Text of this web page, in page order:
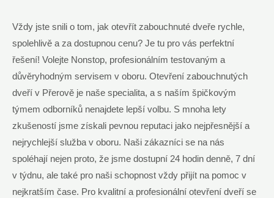
Vždy jste snili o tom, jak otevřít zabouchnuté dveře rychle,
spolehlivě a za dostupnou cenu? Je tu pro vás perfektní
řešení! Volejte Nonstop, profesionálním testovaným a
důvěryhodným servisem v oboru. Otevření zabouchnutých
dveří v Přerově je naše specialita, a s naším špičkovým
týmem odborníků nenajdete lepší volbu. S mnoha lety
zkušeností jsme získali pevnou reputaci jako nejpřesnější a
nejrychlejší služba v oboru. Naši zákazníci se na nás
spoléhají nejen proto, že jsme dostupní 24 hodin denně, 7 dní
v týdnu, ale také pro naši schopnost vždy přijít na pomoc v
nejkratším čase. Pro kvalitní a profesionální otevření dveří se